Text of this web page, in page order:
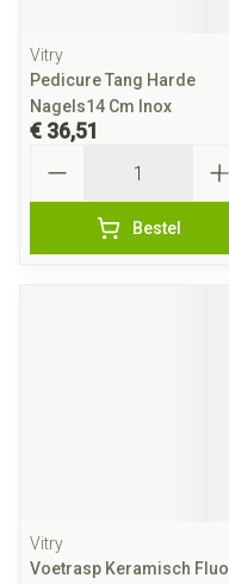
Vitry
Pedicure Tang Harde
Nagels14 Cm Inox
€ 36,51
Bestel
Vitry
Voetrasp Keramisch Fluo